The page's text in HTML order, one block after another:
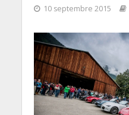
10 septembre 2015